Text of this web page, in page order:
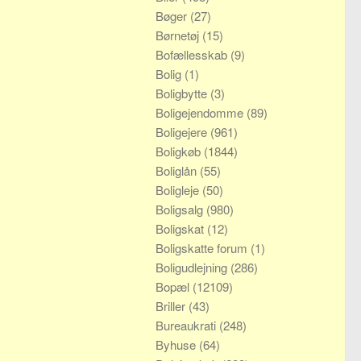
Bøger (27)
Børnetøj (15)
Bofællesskab (9)
Bolig (1)
Boligbytte (3)
Boligejendomme (89)
Boligejere (961)
Boligkøb (1844)
Boliglån (55)
Boligleje (50)
Boligsalg (980)
Boligskat (12)
Boligskatte forum (1)
Boligudlejning (286)
Bopæl (12109)
Briller (43)
Bureaukrati (248)
Byhuse (64)